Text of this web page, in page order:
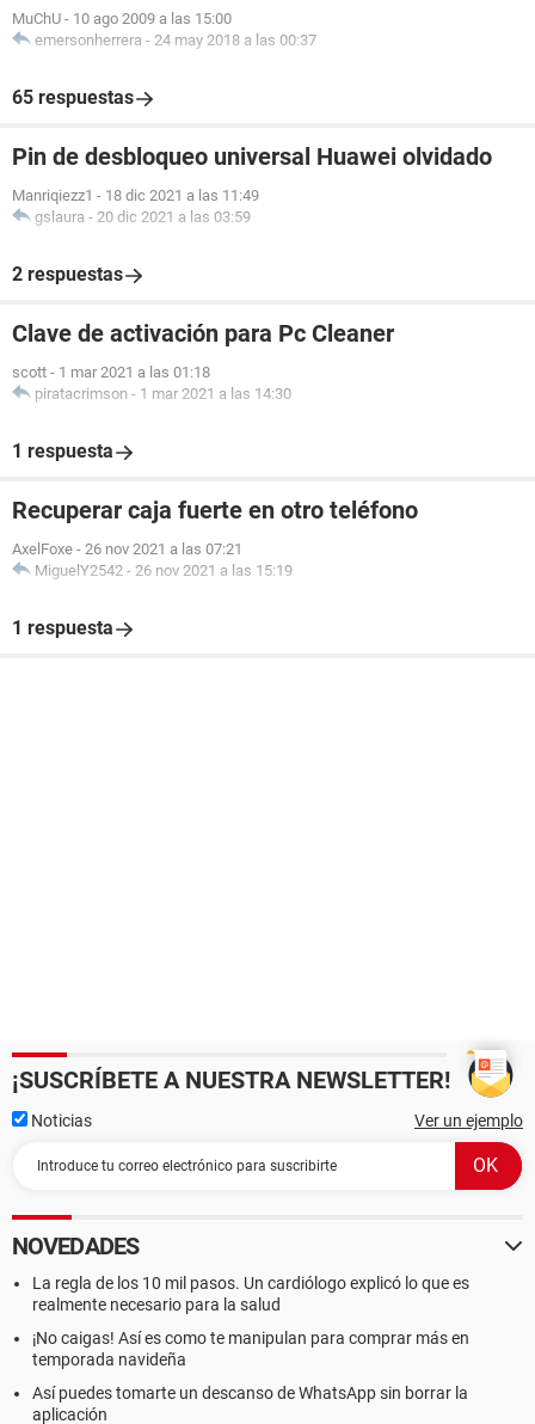
MuChU - 10 ago 2009 a las 15:00
emersonherrera - 24 may 2018 a las 00:37
65 respuestas
Pin de desbloqueo universal Huawei olvidado
Manriqiezz1 - 18 dic 2021 a las 11:49
gslaura - 20 dic 2021 a las 03:59
2 respuestas
Clave de activación para Pc Cleaner
scott - 1 mar 2021 a las 01:18
piratacrimson - 1 mar 2021 a las 14:30
1 respuesta
Recuperar caja fuerte en otro teléfono
AxelFoxe - 26 nov 2021 a las 07:21
MiguelY2542 - 26 nov 2021 a las 15:19
1 respuesta
¡SUSCRÍBETE A NUESTRA NEWSLETTER!
Noticias Ver un ejemplo
NOVEDADES
La regla de los 10 mil pasos. Un cardiólogo explicó lo que es
realmente necesario para la salud
¡No caigas! Así es como te manipulan para comprar más en
temporada navideña
Así puedes tomarte un descanso de WhatsApp sin borrar la
aplicación